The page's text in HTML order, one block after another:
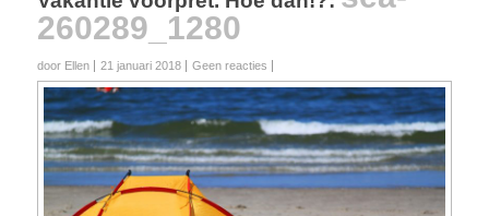
260289_1280
door Ellen 21 januari 2018 Geen reacties